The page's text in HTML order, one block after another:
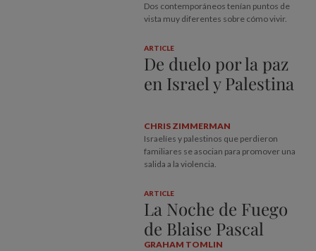
Dos contemporáneos tenían puntos de
vista muy diferentes sobre cómo vivir.
ARTICLE
De duelo por la paz
en Israel y Palestina
CHRIS ZIMMERMAN
Israelíes y palestinos que perdieron
familiares se asocian para promover una
salida a la violencia.
ARTICLE
La Noche de Fuego
de Blaise Pascal
GRAHAM TOMLIN